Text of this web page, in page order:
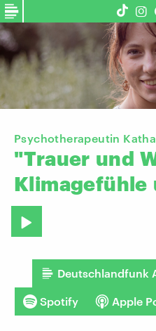
Psychotherapeutin
"Trauer und
Klimagefühle
Deutschlandfunk
Spotify Apple